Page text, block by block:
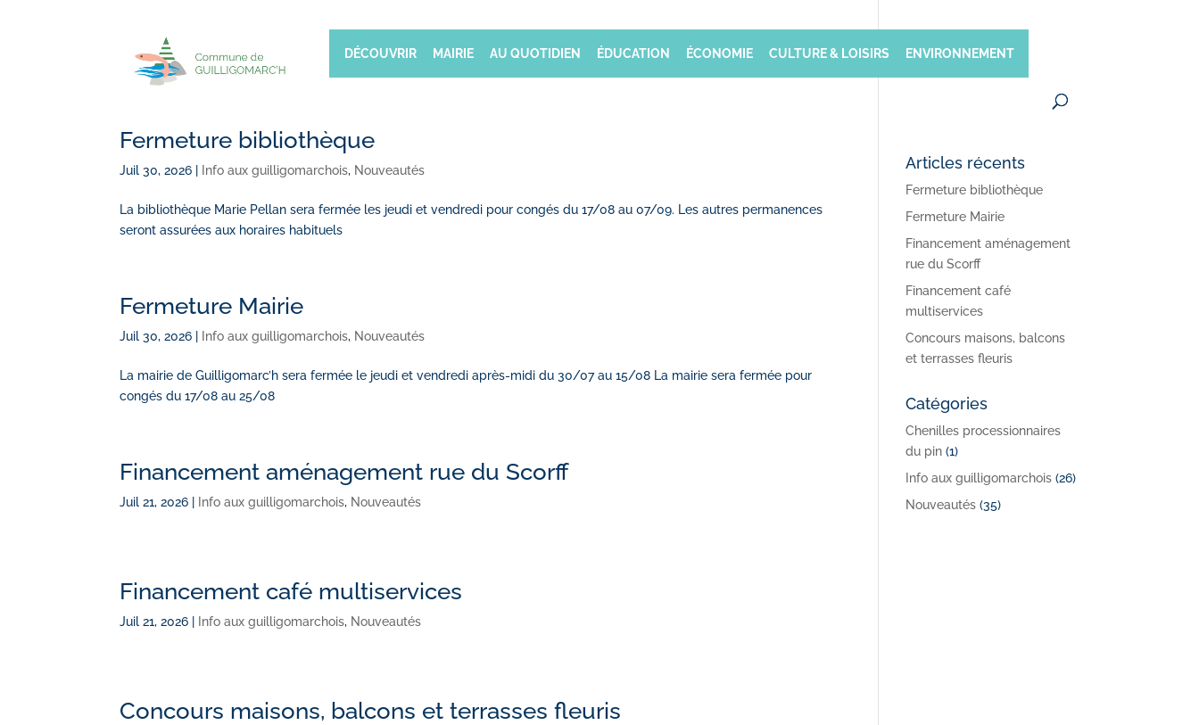
DÉCOUVRIR MAIRIE AU QUOTIDIEN ÉDUCATION ÉCONOMIE CULTURE & LOISIRS ENVIRONNEMENT
Fermeture bibliothèque
Juil 30, 2026 Info aux guilligomarchois, Nouveautés
La bibliothèque Marie Pellan sera fermée les jeudi et vendredi pour congés du 17/08 au 07/09. Les autres permanences
seront assurées aux horaires habituels
Fermeture Mairie
Juil 30, 2026 Info aux guilligomarchois, Nouveautés
La mairie de Guilligomarc’h sera fermée le jeudi et vendredi après-midi du 30/07 au 15/08 La mairie sera fermée pour
congés du 17/08 au 25/08
Financement aménagement rue du Scorff
Juil 21, 2026 Info aux guilligomarchois, Nouveautés
Financement café multiservices
Juil 21, 2026 Info aux guilligomarchois, Nouveautés
Concours maisons, balcons et terrasses fleuris
Articles récents
Fermeture bibliothèque
Fermeture Mairie
Financement aménagement
rue du Scorff
Financement café
multiservices
Concours maisons, balcons
et terrasses fleuris
Catégories
Chenilles processionnaires
du pin (1)
Info aux guilligomarchois (26)
Nouveautés (35)